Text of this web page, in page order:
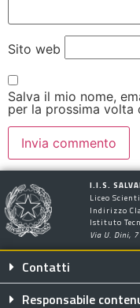
Sito web
Salva il mio nome,
per la prossima volta
I.I.S.
Liceo
Indirizzo
Istituto
Via U. Dini,
Contatti
Responsabile